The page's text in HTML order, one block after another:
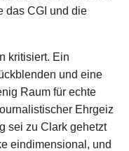
das CGI und die
kritisiert. Ein
und eine
Raum für echte
Ehrgeiz
sei zu Clark gehetzt
eindimensional, und